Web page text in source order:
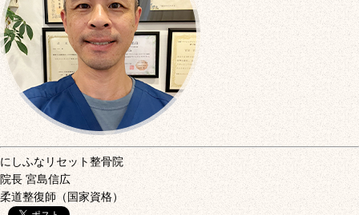
にしふなリセット整骨院
院長 宮島信広
柔道整復師（国家資格）